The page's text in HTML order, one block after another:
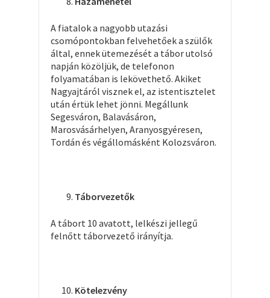
A fiatalok a nagyobb utazási
csomópontokban felvehetőek a szülők
által, ennek ütemezését a tábor utolsó
napján közöljük, de telefonon
folyamatában is lekövethető. Akiket
Nagyajtáról visznek el, az istentisztelet
után értük lehet jönni. Megállunk
Segesváron, Balavásáron,
Marosvásárhelyen, Aranyosgyéresen,
Tordán és végállomásként Kolozsváron.
Táborvezetők
A tábort 10 avatott, lelkészi jellegű
felnőtt táborvezető irányítja.
Kötelezvény